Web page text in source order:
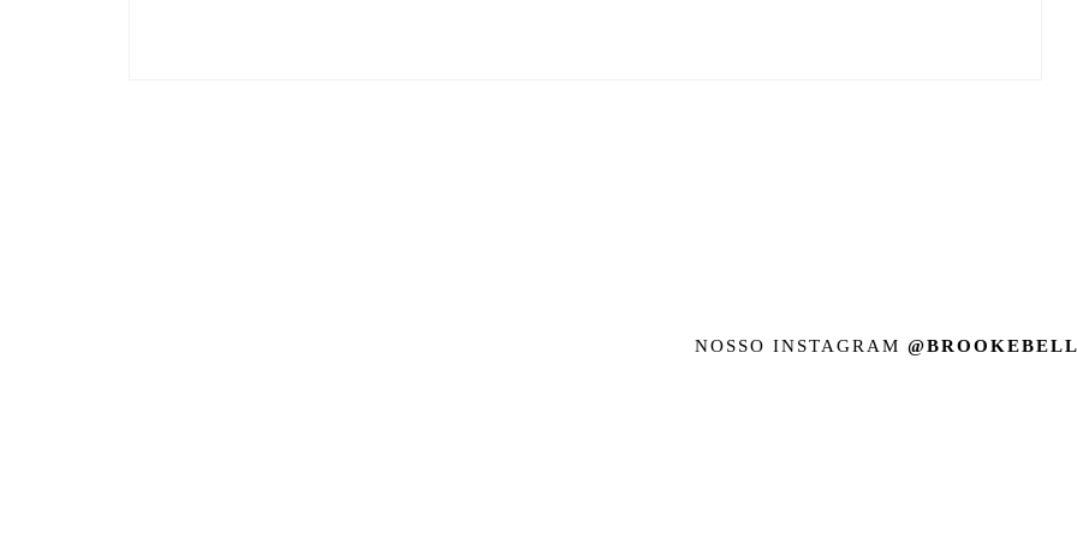
NOSSO INSTAGRAM